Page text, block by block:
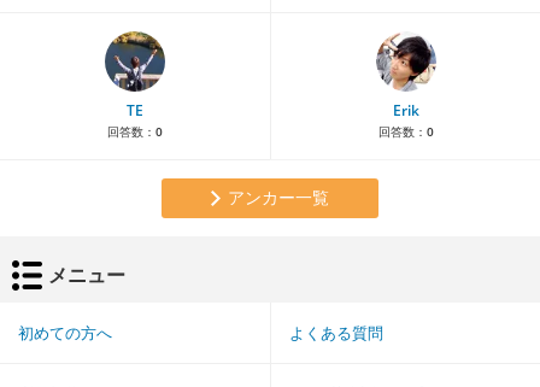
TE
回答数： 0
Erik
回答数： 0
アンカー一覧
メニュー
初めての方へ よくある質問